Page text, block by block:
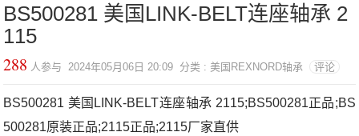
BS500281 美国LINK-BELT连座轴承 2
115
288 人参与 2024年05月06日 20:09 分类 : 美国REXNORD轴承 评论
BS500281 美国LINK-BELT连座轴承 2115;BS500281正品;BS
500281原装正品;2115正品;2115厂家直供